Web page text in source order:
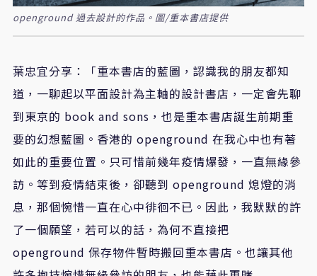
openground 過去設計的作品。圖/重本書店提供
葉忠宜分享：「重本書店的藍圖，認識我的朋友都知
道，一聊起以平面設計為主軸的設計書店，一定會先聊
到東京的 book and sons ，也是重本書店誕生前期重
要的幻想藍圖。香港的 openground 在我心中也有著
如此的重要位置。只可惜前幾年疫情爆發，一直無緣參
訪。等到疫情結束後，卻聽到 openground 熄燈的消
息，那個惋惜一直在心中徘徊不已。因此，我默默的許
了一個願望，若可以的話，為何不直接把
openground 保存物件暫時搬回重本書店。也讓其他